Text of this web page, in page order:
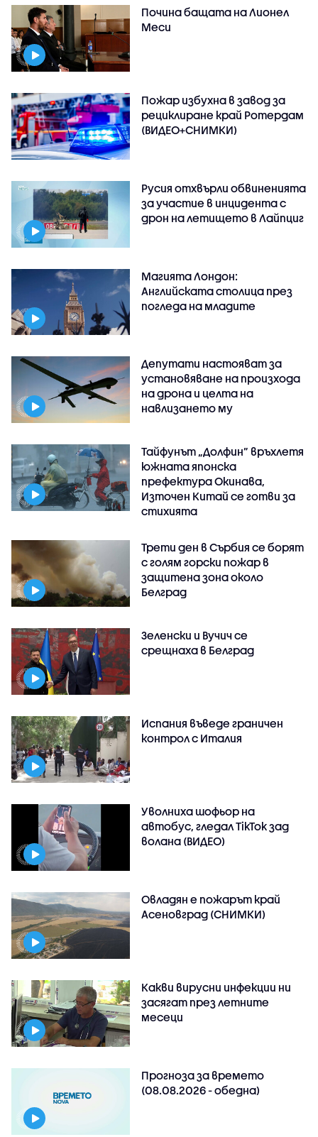
Почина бащата на Лионел
Меси
Пожар избухна в завод за
рециклиране край Ротердам
(ВИДЕО+СНИМКИ)
Русия отхвърли обвиненията
за участие в инцидента с
дрон на летището в Лайпциг
Магията Лондон:
Английската столица през
погледа на младите
Депутати настояват за
установяване на произхода
на дрона и целта на
навлизането му
Тайфунът „Долфин” връхлетя
южната японска
префектура Окинава,
Източен Китай се готви за
стихията
Трети ден в Сърбия се борят
с голям горски пожар в
защитена зона около
Белград
Зеленски и Вучич се
срещнаха в Белград
Испания въведе граничен
контрол с Италия
Уволниха шофьор на
автобус, гледал TikTok зад
волана (ВИДЕО)
Овладян е пожарът край
Асеновград (СНИМКИ)
Какви вирусни инфекции ни
засягат през летните
месеци
Прогноза за времето
(08.08.2026 - обедна)